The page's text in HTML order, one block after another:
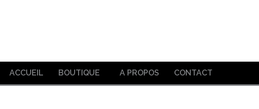
ACCUEIL BOUTIQUE A PROPOS CONTACT